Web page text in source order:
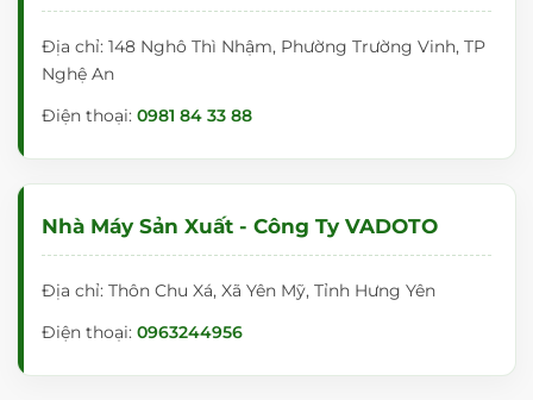
Địa chỉ: 148 Nghô Thì Nhậm, Phường Trường Vinh, TP
Nghệ An
Điện thoại: 0981 84 33 88
Nhà Máy Sản Xuất - Công Ty VADOTO
Địa chỉ: Thôn Chu Xá, Xã Yên Mỹ, Tỉnh Hưng Yên
Điện thoại: 0963244956